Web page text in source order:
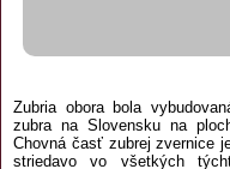
Zubria obora bola
zubra na Slovensku na
Chovná časť zubrej zvernice
striedavo vo všetkých